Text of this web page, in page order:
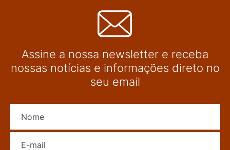
Assine a nossa newsletter e receba
nossas notícias e informações direto no
seu email